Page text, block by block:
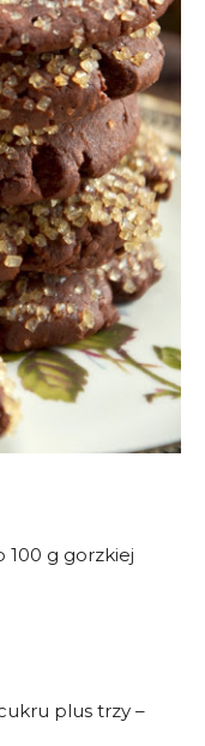
100 g gorzkiej
plus trzy –